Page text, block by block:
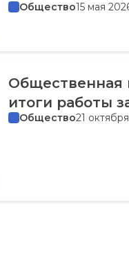
Общество15 мая
Общественная
итоги работы
Общество21